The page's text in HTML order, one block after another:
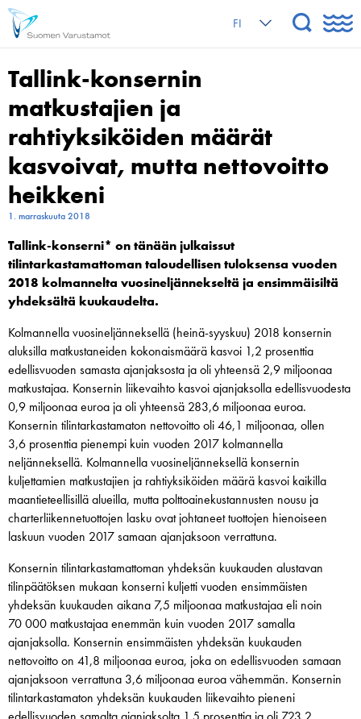
FI
Tallink-konsernin
matkustajien ja
rahtiyksiköiden määrät
kasvoivat, mutta nettovoitto
heikkeni
1. marraskuuta 2018
Tallink-konserni* on tänään julkaissut
tilintarkastamattoman taloudellisen tuloksensa vuoden
2018 kolmannelta vuosineljännekseltä ja ensimmäisiltä
yhdeksältä kuukaudelta.
Kolmannella vuosineljänneksellä (heinä-syyskuu) 2018 konsernin
aluksilla matkustaneiden kokonaismäärä kasvoi 1,2 prosenttia
edellisvuoden samasta ajanjaksosta ja oli yhteensä 2,9 miljoonaa
matkustajaa. Konsernin liikevaihto kasvoi ajanjaksolla edellisvuodesta
0,9 miljoonaa euroa ja oli yhteensä 283,6 miljoonaa euroa.
Konsernin tilintarkastamaton nettovoitto oli 46,1 miljoonaa, ollen
3,6 prosenttia pienempi kuin vuoden 2017 kolmannella
neljänneksellä. Kolmannella vuosineljänneksellä konsernin
kuljettamien matkustajien ja rahtiyksiköiden määrä kasvoi kaikilla
maantieteellisillä alueilla, mutta polttoainekustannusten nousu ja
charterliikennetuottojen lasku ovat johtaneet tuottojen hienoiseen
laskuun vuoden 2017 samaan ajanjaksoon verrattuna.
Konsernin tilintarkastamattoman yhdeksän kuukauden alustavan
tilinpäätöksen mukaan konserni kuljetti vuoden ensimmäisten
yhdeksän kuukauden aikana 7,5 miljoonaa matkustajaa eli noin
70 000 matkustajaa enemmän kuin vuoden 2017 samalla
ajanjaksolla. Konsernin ensimmäisten yhdeksän kuukauden
nettovoitto on 41,8 miljoonaa euroa, joka on edellisvuoden samaan
ajanjaksoon verrattuna 3,6 miljoonaa euroa vähemmän. Konsernin
tilintarkastamaton yhdeksän kuukauden liikevaihto pieneni